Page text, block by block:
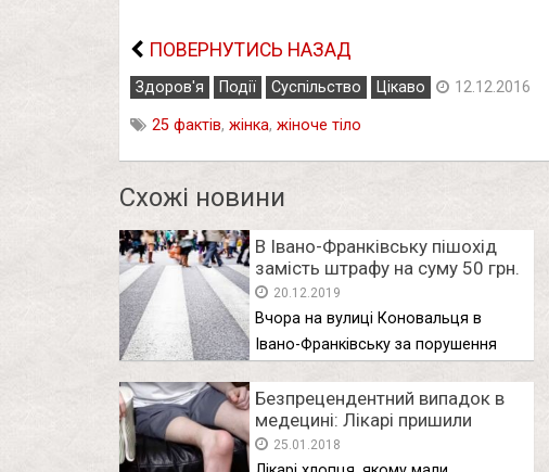
ПОВЕРНУТИСЬ НАЗАД
Здоров'я Події Суспільство Цікаво 12.12.2016
25 фактів, жінка, жіноче тіло
Схожі новини
В Івано-Франківську пішохід
замість штрафу на суму 50 грн.
може отримати 4 роки тюрми
20.12.2019
Вчора на вулиці Коновальця в
Івано-Франківську за порушення
Безпрецендентний випадок в
медецині: Лікарі пришили
підлітку ногу задом наперед
25.01.2018